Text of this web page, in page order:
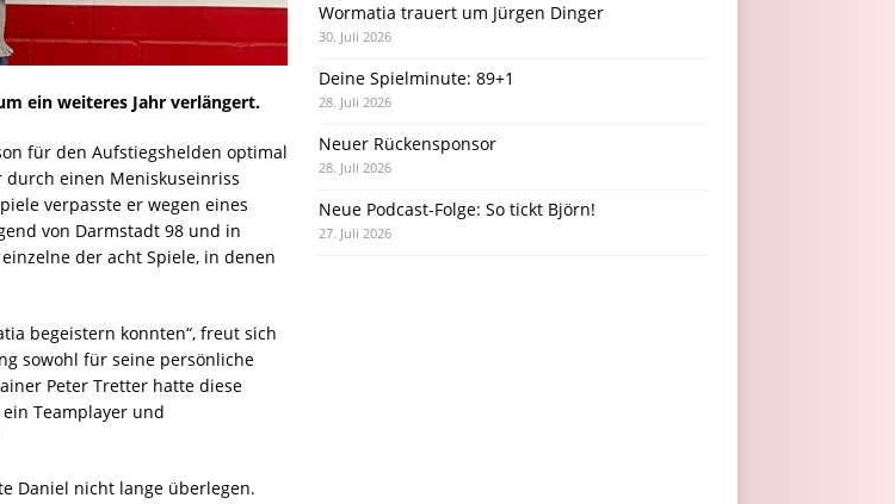
ein weiteres Jahr verlängert.
für den Aufstiegshelden optimal
einen Meniskuseinriss
verpasste er wegen eines
von Darmstadt 98 und in
der acht Spiele, in denen
begeistern konnten“, freut sich
sowohl für seine persönliche
Peter Tretter hatte diese
Teamplayer und
Daniel nicht lange überlegen.
Wormatia trauert um Jürgen Dinger
30. Juli 2026
Deine Spielminute: 89+1
28. Juli 2026
Neuer Rückensponsor
28. Juli 2026
Neue Podcast-Folge: So tickt Björn!
27. Juli 2026